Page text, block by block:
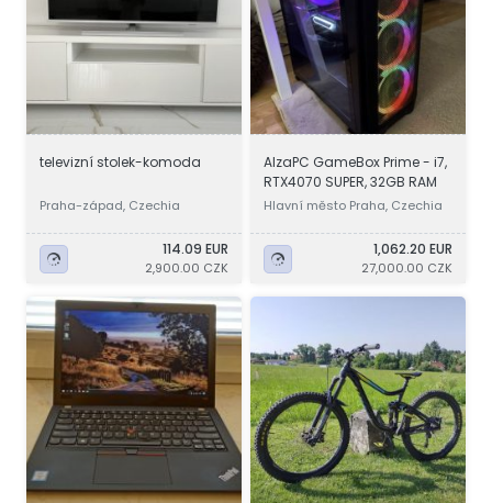
televizní stolek-komoda
Praha-západ, Czechia
114.09 EUR
2,900.00 CZK
AlzaPC GameBox Prime - i7,
RTX4070 SUPER, 32GB RAM
Hlavní město Praha, Czechia
1,062.20 EUR
27,000.00 CZK